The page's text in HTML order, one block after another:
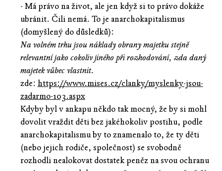
- Má právo na život, ale jen když si to právo dokáže
ubránit. Čili nemá. To je anarchokapitalismus
(domyšlený do důsledků):
Na volném trhu jsou náklady obrany majetku stejně
relevantní jako cokoliv jiného při rozhodování, zda daný
majetek vůbec vlastnit.
zde: https://www.mises.cz/clanky/myslenky-jsou-
zadarmo-103.aspx
Kdyby byl v ankapu někdo tak mocný, že by si mohl
dovolit vraždit děti bez jakéhokoliv postihu, podle
anarchokapitalismu by to znamenalo to, že ty děti
(nebo jejich rodiče, společnost) se svobodně
rozhodli nealokovat dostatek peněz na svou ochranu